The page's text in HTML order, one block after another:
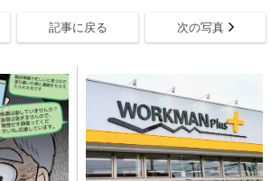
記事に戻る 次の写真